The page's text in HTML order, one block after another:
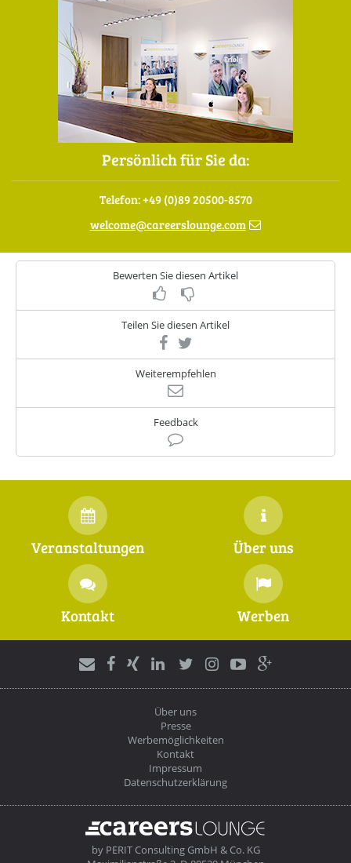
Persönlich für Sie da:
Telefon: +49 (0)89 20500-8570
welcome@careerslounge.com
Bewerten Sie diesen Artikel
Teilen Sie diesen Artikel
Weiterempfehlen
Feedback
Veranstaltungen Über uns
Kontakt Werben
Über uns
Presse
Werbemöglichkeiten
Kontakt
Impressum
Datenschutzerklärung
by PERIT Consulting GmbH & Co. KG